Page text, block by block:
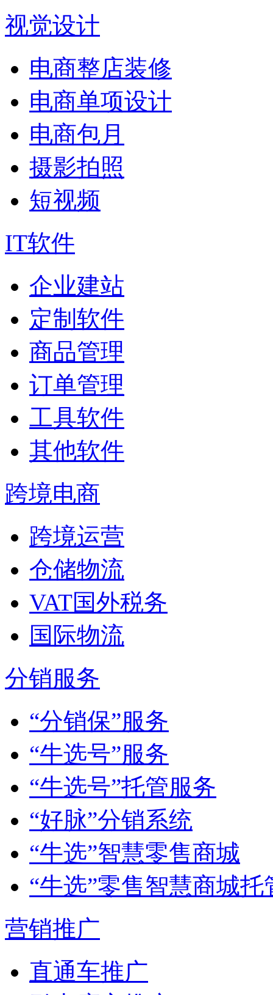
视觉设计
电商整店装修
电商单项设计
电商包月
摄影拍照
短视频
IT软件
企业建站
定制软件
商品管理
订单管理
工具软件
其他软件
跨境电商
跨境运营
仓储物流
VAT国外税务
国际物流
分销服务
“分销保”服务
“牛选号”服务
“牛选号”托管服务
“好脉”分销系统
“牛选”智慧零售商城
“牛选”零售智慧商城托
营销推广
直通车推广